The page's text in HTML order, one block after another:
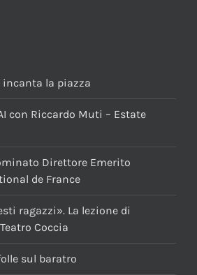
la piazza
con Riccardo Muti – Estate
Direttore Emerito
de France
ragazzi». La lezione di
Coccia
sul baratro